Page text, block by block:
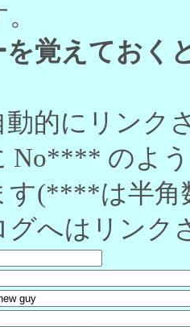
を覚えておく
動的にリンク
No**** のよ
す(****は半角
グへはリンク